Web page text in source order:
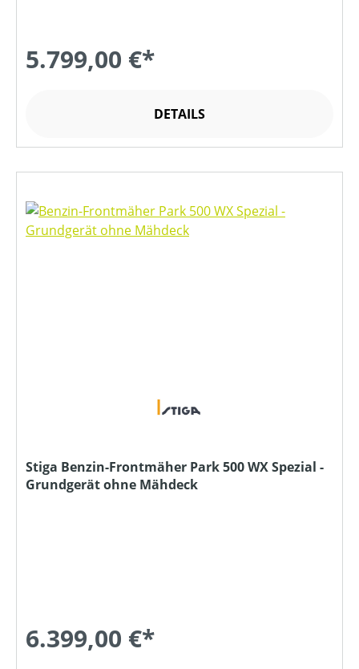
5.799,00 €*
DETAILS
Stiga Benzin-Frontmäher Park 500 WX Spezial -
Grundgerät ohne Mähdeck
6.399,00 €*